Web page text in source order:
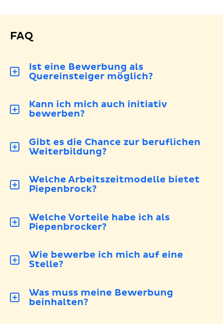
FAQ
Ist eine Bewerbung als
Quereinsteiger möglich?
Kann ich mich auch initiativ
bewerben?
Gibt es die Chance zur beruflichen
Weiterbildung?
Welche Arbeitszeitmodelle bietet
Piepenbrock?
Welche Vorteile habe ich als
Piepenbrocker?
Wie bewerbe ich mich auf eine
Stelle?
Was muss meine Bewerbung
beinhalten?